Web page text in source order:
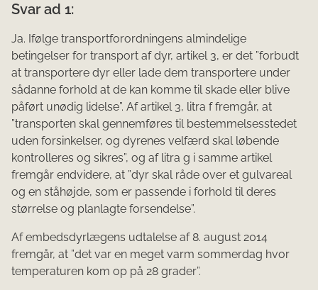
Svar ad 1:
Ja. Ifølge transportforordningens almindelige
betingelser for transport af dyr, artikel 3, er det ”forbudt
at transportere dyr eller lade dem transportere under
sådanne forhold at de kan komme til skade eller blive
påført unødig lidelse”. Af artikel 3, litra f fremgår, at
”transporten skal gennemføres til bestemmelsesstedet
uden forsinkelser, og dyrenes velfærd skal løbende
kontrolleres og sikres”, og af litra g i samme artikel
fremgår endvidere, at ”dyr skal råde over et gulvareal
og en ståhøjde, som er passende i forhold til deres
størrelse og planlagte forsendelse”.
Af embedsdyrlægens udtalelse af 8. august 2014
fremgår, at ”det var en meget varm sommerdag hvor
temperaturen kom op på 28 grader”.